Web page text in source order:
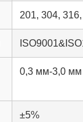
201, 304,
0,3 мм-3,0 мм
±5%